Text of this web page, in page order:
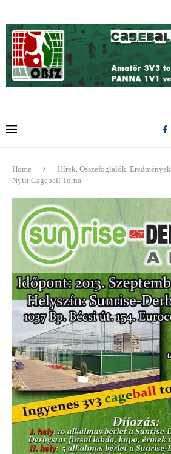
Home Hírek, Összefoglalók, Eredmények
Nyílt Cageball Torna